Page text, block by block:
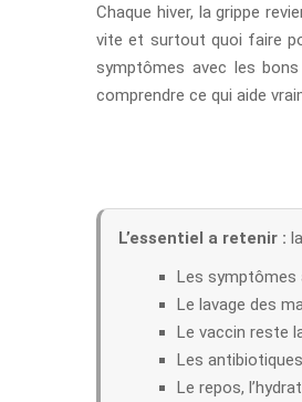
Chaque hiver, la grippe
vite et surtout quoi faire
symptômes avec les
comprendre ce qui aide
L’essentiel a retenir :
Les symptômes
Le lavage des
Le vaccin reste
Les
Le repos,